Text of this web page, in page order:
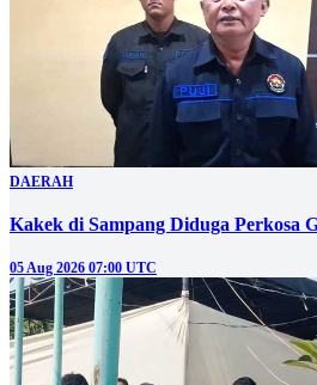
DAERAH
Kakek di Sampang Diduga Perkosa
05 Aug 2026 07:00 UTC